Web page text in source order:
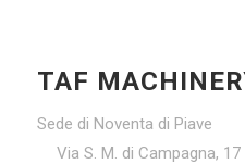
TAF
Sede di Noventa di Piave
Via S. M. di Campagna,